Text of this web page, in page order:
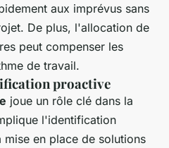
aux imprévus sans
De plus, l'allocation de
peut compenser les
de travail.
proactive
joue un rôle clé dans la
l'identification
en place de solutions